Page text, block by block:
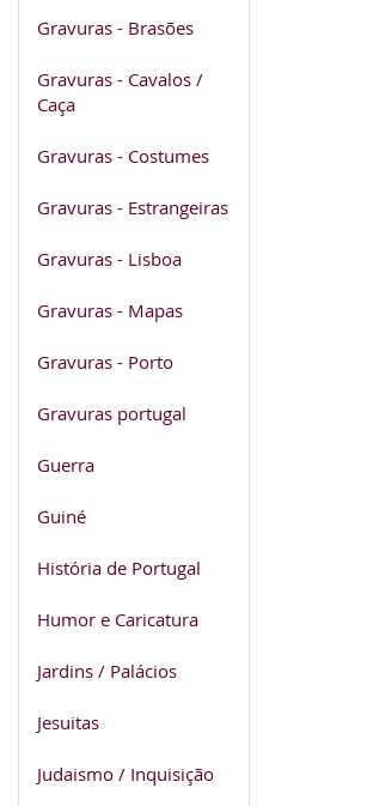
Gravuras - Brasões
Gravuras - Cavalos /
Caça
Gravuras - Costumes
Gravuras - Estrangeiras
Gravuras - Lisboa
Gravuras - Mapas
Gravuras - Porto
Gravuras portugal
Guerra
Guiné
História de Portugal
Humor e Caricatura
Jardins / Palácios
Jesuitas
Judaismo / Inquisição